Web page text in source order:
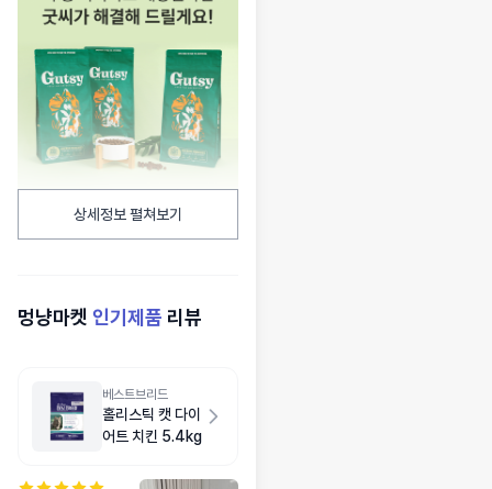
상세정보 펼쳐보기
멍냥마켓 인기제품 리뷰
베스트브리드
홀리스틱 캣 다이
어트 치킨 5.4kg